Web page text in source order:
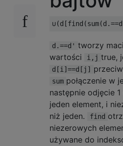
d.==d' tworzy
wartości
i,j true,
d[i]==d[j]
sum połączenie w
następnie odjęcie
jeden element, i
niż jeden.
find
niezerowych
używane do